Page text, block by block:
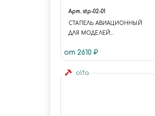
Арт. stp-02-01
СТАПЕЛЬ АВИАЦИОННЫЙ
ДЛЯ МОДЕЛЕЙ
от 2610 ₽
olfa